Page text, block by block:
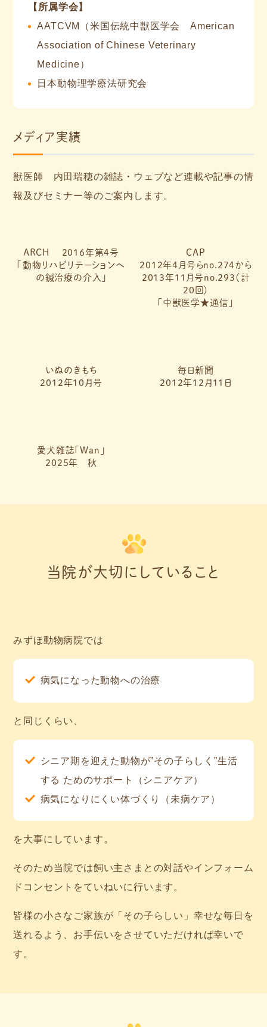
【所属学会】
AATCVM（米国伝統中獣医学会 American
Association of Chinese Veterinary
Medicine）
日本動物理学療法研究会
メディア実績
獣医師 内田瑞穂の雑誌・ウェブなど連載や記事の情
報及びセミナー等のご案内します。
ARCH 2016年第4号
「動物リハビリテーションへ
の鍼治療の介入」
CAP
2012年4月号らno.274から
2013年11月号no.293（計
20回）
「中獣医学★通信」
いぬのきもち
2012年10月号
毎日新聞
2012年12月11日
愛犬雑誌「Wan」
2025年 秋
当院が大切にしていること
みずほ動物病院では
病気になった動物への治療
と同じくらい、
シニア期を迎えた動物が”その子らしく”生活
する ためのサポート（シニアケア）
病気になりにくい体づくり（未病ケア）
を大事にしています。
そのため当院では飼い主さまとの対話やインフォーム
ドコンセントをていねいに行います。
皆様の小さなご家族が「その子らしい」幸せな毎日を
送れるよう、お手伝いをさせていただければ幸いで
す。